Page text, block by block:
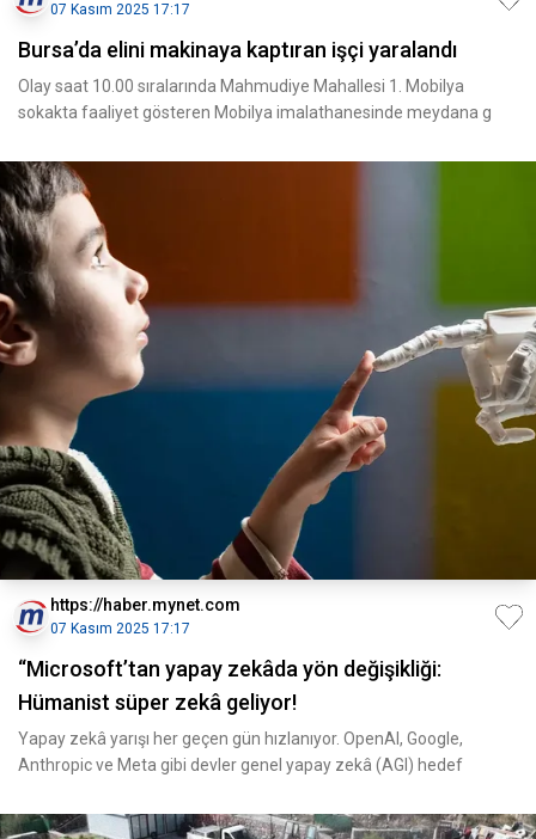
07 Kasım 2025 17:17
Bursa’da elini makinaya kaptıran işçi yaralandı
Olay saat 10.00 sıralarında Mahmudiye Mahallesi 1. Mobilya
sokakta faaliyet gösteren Mobilya imalathanesinde meydana g
https://haber.mynet.com
07 Kasım 2025 17:17
“Microsoft’tan yapay zekâda yön değişikliği:
Hümanist süper zekâ geliyor!
Yapay zekâ yarışı her geçen gün hızlanıyor. OpenAI, Google,
Anthropic ve Meta gibi devler genel yapay zekâ (AGI) hedef